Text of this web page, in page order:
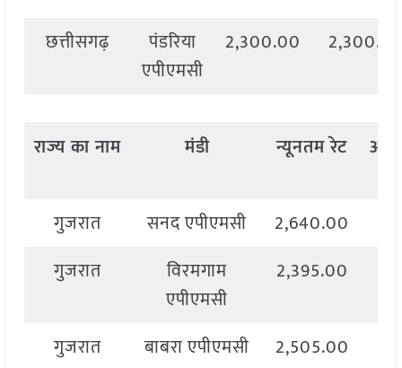
छत्तीसगढ़
पंडरिया
एपीएमसी
2,300.00
राज्यकानाम मंडी न्यूनतमरेट
गुजरात सनद एपीएमसी 2,640.00
गुजरात
विरमगाम
एपीएमसी
2,395.00
गुजरात बाबरा एपीएमसी 2,505.00